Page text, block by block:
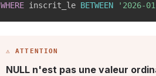
WHERE inscrit_le BETWEEN '2026-
NULL n'est pas une valeur